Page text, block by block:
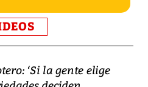
‘Si la gente elige